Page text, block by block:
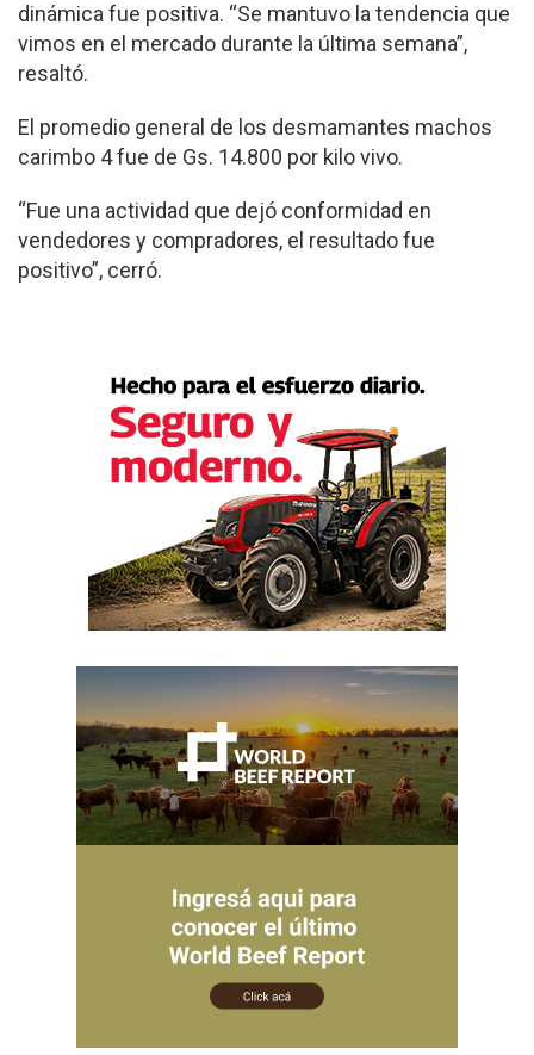
dinámica fue positiva. “Se mantuvo la tendencia que
vimos en el mercado durante la última semana”,
resaltó.
El promedio general de los desmamantes machos
carimbo 4 fue de Gs. 14.800 por kilo vivo.
“Fue una actividad que dejó conformidad en
vendedores y compradores, el resultado fue
positivo”, cerró.